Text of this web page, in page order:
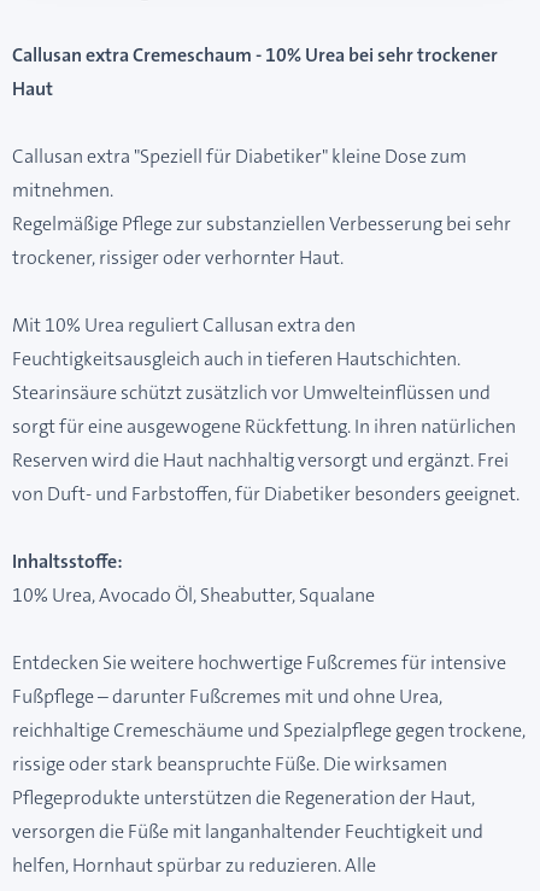
Callusan extra Cremeschaum - 10% Urea bei sehr trockener
Haut
Callusan extra "Speziell für Diabetiker" kleine Dose zum
mitnehmen.
Regelmäßige Pflege zur substanziellen Verbesserung bei sehr
trockener, rissiger oder verhornter Haut.
Mit 10% Urea reguliert Callusan extra den
Feuchtigkeitsausgleich auch in tieferen Hautschichten.
Stearinsäure schützt zusätzlich vor Umwelteinflüssen und
sorgt für eine ausgewogene Rückfettung. In ihren natürlichen
Reserven wird die Haut nachhaltig versorgt und ergänzt. Frei
von Duft- und Farbstoffen, für Diabetiker besonders geeignet.
Inhaltsstoffe:
10% Urea, Avocado Öl, Sheabutter, Squalane
Entdecken Sie weitere hochwertige Fußcremes für intensive
Fußpflege – darunter Fußcremes mit und ohne Urea,
reichhaltige Cremeschäume und Spezialpflege gegen trockene,
rissige oder stark beanspruchte Füße. Die wirksamen
Pflegeprodukte unterstützen die Regeneration der Haut,
versorgen die Füße mit langanhaltender Feuchtigkeit und
helfen, Hornhaut spürbar zu reduzieren. Alle